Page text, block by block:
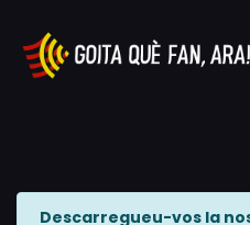
Descarregueu-vos la